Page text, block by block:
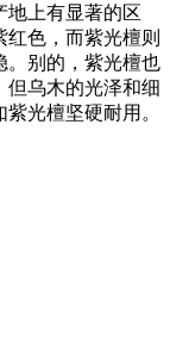
地上有显著的区
色，而紫光檀则
。别的，紫光檀也
但乌木的光泽和细
光檀坚硬耐用。